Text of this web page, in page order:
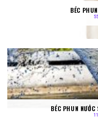
BÉC
BÉC PHUN